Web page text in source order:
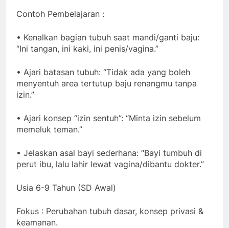
Contoh Pembelajaran :
• Kenalkan bagian tubuh saat mandi/ganti baju:
“Ini tangan, ini kaki, ini penis/vagina.”
• Ajari batasan tubuh: “Tidak ada yang boleh
menyentuh area tertutup baju renangmu tanpa
izin.”
• Ajari konsep “izin sentuh”: “Minta izin sebelum
memeluk teman.”
• Jelaskan asal bayi sederhana: “Bayi tumbuh di
perut ibu, lalu lahir lewat vagina/dibantu dokter.”
Usia 6-9 Tahun (SD Awal)
Fokus : Perubahan tubuh dasar, konsep privasi &
keamanan.